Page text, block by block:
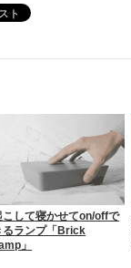
こして寝かせてon/offで
るランプ「Brick
」